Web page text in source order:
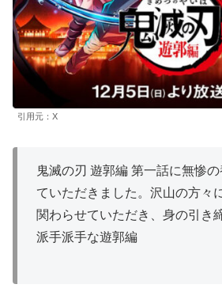
引用元：X
鬼滅の刃 遊郭編 第一話に無惨
ていただきました。沢山の方々
関わらせていただき、身の引き
派手派手な遊郭編